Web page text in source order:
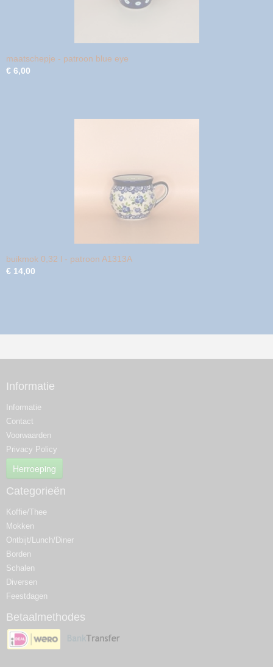
maatschepje - patroon blue eye
€ 6,00
buikmok 0,32 l - patroon A1313A
€ 14,00
Informatie
Informatie
Contact
Voorwaarden
Privacy Policy
Herroeping
Categorieën
Koffie/Thee
Mokken
Ontbijt/Lunch/Diner
Borden
Schalen
Diversen
Feestdagen
Betaalmethodes